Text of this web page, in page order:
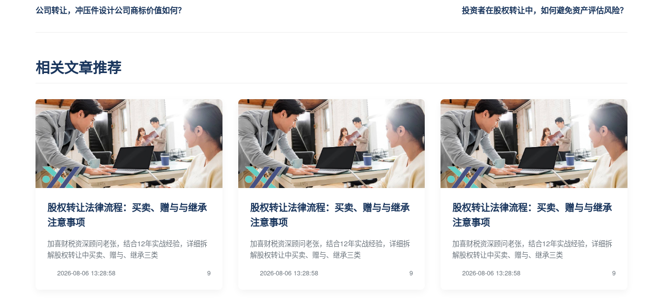
公司转让，冲压件设计公司商标价值如何？ 投资者在股权转让中，如何避免资产评估风险？
相关文章推荐
股权转让法律流程：买卖、赠与与继承
注意事项
加喜财税资深顾问老张，结合12年实战经验，详细拆
解股权转让中买卖、赠与、继承三类
2026-08-06 13:28:58 9
股权转让法律流程：买卖、赠与与继承
注意事项
加喜财税资深顾问老张，结合12年实战经验，详细拆
解股权转让中买卖、赠与、继承三类
2026-08-06 13:28:58 9
股权转让法律流程：买卖、赠与与继承
注意事项
加喜财税资深顾问老张，结合12年实战经验，详细拆
解股权转让中买卖、赠与、继承三类
2026-08-06 13:28:58 9